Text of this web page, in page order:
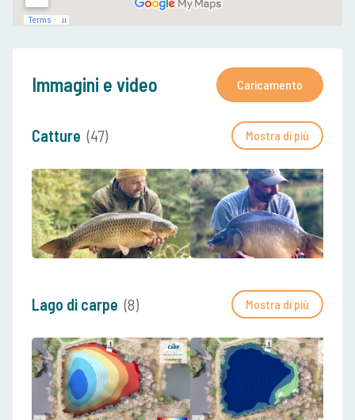
Immagini e video Caricamento
Catture (47) Mostra di più
Lago di carpe (8) Mostra di più